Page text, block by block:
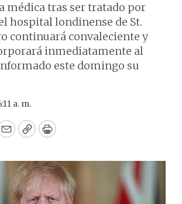
médica tras ser tratado por
hospital londinense de St.
continuará convaleciente y
inmediatamente al
este domingo su
a. m.
EmailCopyPrint